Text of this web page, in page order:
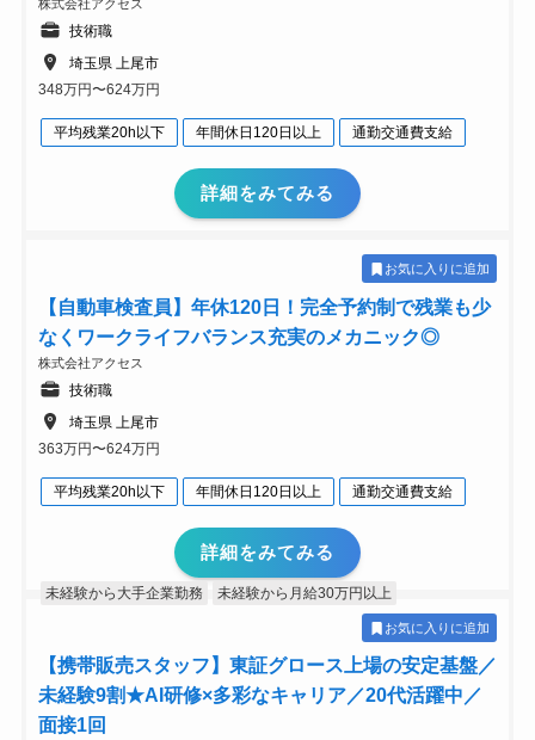
株式会社アクセス
技術職
埼玉県 上尾市
348万円〜624万円
平均残業20h以下 年間休日120日以上 通勤交通費支給
詳細をみてみる
お気に入りに追加
【自動車検査員】年休120日！完全予約制で残業も少
なくワークライフバランス充実のメカニック◎
株式会社アクセス
技術職
埼玉県 上尾市
363万円〜624万円
平均残業20h以下 年間休日120日以上 通勤交通費支給
詳細をみてみる
未経験から大手企業勤務 未経験から月給30万円以上
お気に入りに追加
【携帯販売スタッフ】東証グロース上場の安定基盤／
未経験9割★AI研修×多彩なキャリア／20代活躍中／
面接1回